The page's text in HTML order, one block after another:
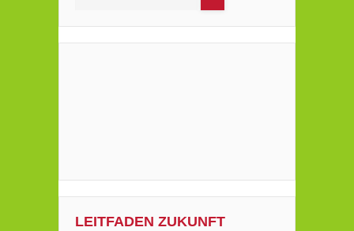
LEITFADEN ZUKUNFT